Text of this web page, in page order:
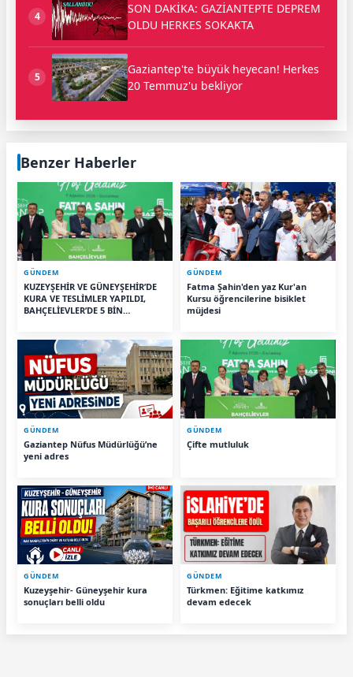
4
SON DAKİKA: GAZİANTEPTE DEPREM
OLDU HERKES SOKAKTA
5
Gaziantep'te büyük heyecan! Herkes
20 Temmuz'u bekliyor
Benzer Haberler
GÜNDEM
KUZEYŞEHİR VE GÜNEYŞEHİR’DE
KURA VE TESLİMLER YAPILDI,
BAHÇELİEVLER’DE 5 BİN
GÜNDEM
Fatma Şahin'den yaz Kur'an
Kursu öğrencilerine bisiklet
müjdesi
GÜNDEM
Gaziantep Nüfus Müdürlüğü’ne
yeni adres
GÜNDEM
Çifte mutluluk
GÜNDEM
Kuzeyşehir- Güneyşehir kura
sonuçları belli oldu
GÜNDEM
Türkmen: Eğitime katkımız
devam edecek